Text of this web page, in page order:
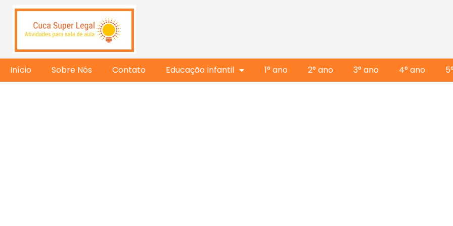
Início Sobre Nós Contato Educação Infantil 1° ano 2° ano 3° ano 4° ano